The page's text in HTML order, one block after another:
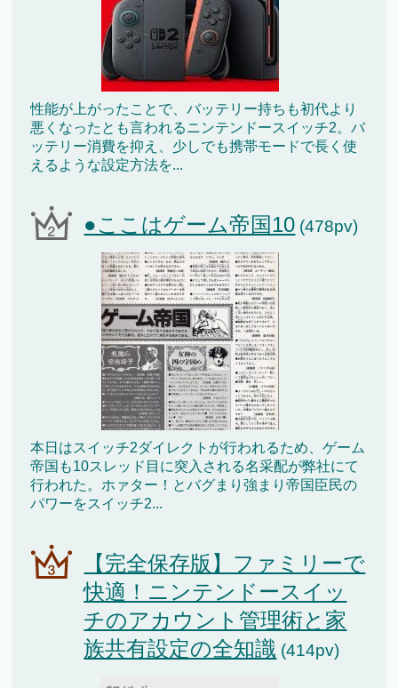
性能が上がったことで、バッテリー持ちも初代より
悪くなったとも言われるニンテンドースイッチ2。バ
ッテリー消費を抑え、少しでも携帯モードで長く使
えるような設定方法を...
●ここはゲーム帝国10 (478pv)
本日はスイッチ2ダイレクトが行われるため、ゲーム
帝国も10スレッド目に突入される名采配が弊社にて
行われた。ホァター！とバグまり強まり帝国臣民の
パワーをスイッチ2...
【完全保存版】ファミリーで
快適！ニンテンドースイッ
チのアカウント管理術と家
族共有設定の全知識 (414pv)